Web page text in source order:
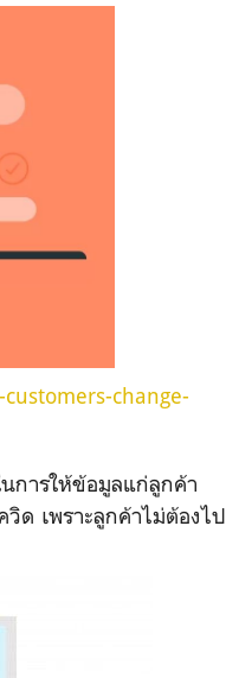
change-
การให้ข้อมูลแก่ลูกค้า
ด เพราะลูกค้าไม่ต้องไป